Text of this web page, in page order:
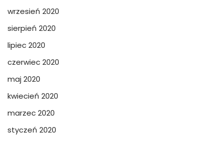
wrzesień 2020
sierpień 2020
lipiec 2020
czerwiec 2020
maj 2020
kwiecień 2020
marzec 2020
styczeń 2020